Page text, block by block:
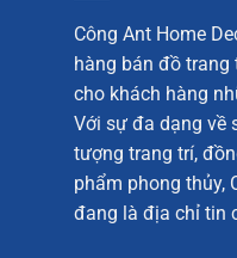
Bình Cắm Hoa
Tranh Hươu
Tranh treo
Tượng trâu
Tượng Thích
Công Ant Home
hàng bán đồ
cho khách hàng
Với sự đa dạng về
tượng trang trí,
phẩm phong thủy,
đang là địa chỉ tin